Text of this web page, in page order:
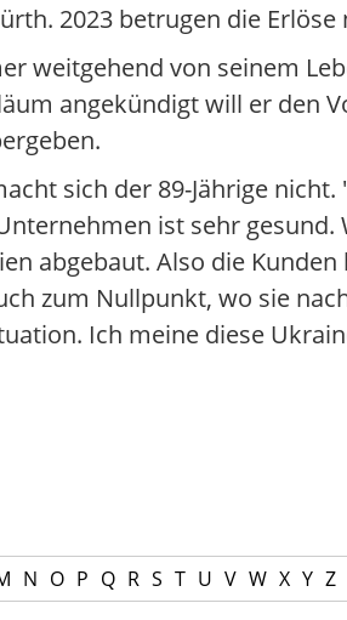
2023 betrugen die Erlöse
weitgehend von seinem
angekündigt will er den
sich der 89-Jährige
ist sehr
abgebaut. Also die
zum Nullpunkt, wo sie
Ich meine diese
N O P Q R S T U V W X Y Z